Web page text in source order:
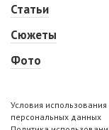
Статьи
Сюжеты
Фото
Условия
персональных данных